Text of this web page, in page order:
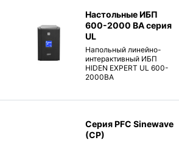
Настольные ИБП
600-2000 ВА серия
UL
Напольный линейно-
интерактивный ИБП
HIDEN EXPERT UL 600-
2000ВА
Серия PFC Sinewave
(CP)